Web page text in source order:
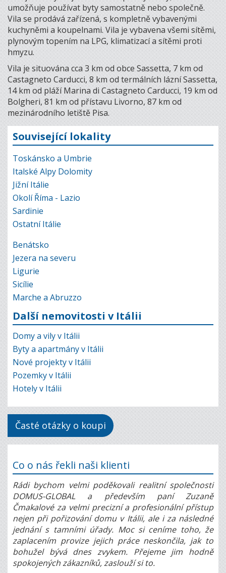
umožňuje používat byty samostatně nebo společně.
Vila se prodává zařízená, s kompletně vybavenými
kuchyněmi a koupelnami. Vila je vybavena všemi sítěmi,
plynovým topením na LPG, klimatizací a sítěmi proti
hmyzu.
Vila je situována cca 3 km od obce Sassetta, 7 km od
Castagneto Carducci, 8 km od termálních lázní Sassetta,
14 km od pláží Marina di Castagneto Carducci, 19 km od
Bolgheri, 81 km od přístavu Livorno, 87 km od
mezinárodního letiště Pisa.
Související lokality
Toskánsko a Umbrie
Italské Alpy Dolomity
Jižní Itálie
Okolí Říma - Lazio
Sardinie
Ostatní Itálie
Benátsko
Jezera na severu
Ligurie
Sicílie
Marche a Abruzzo
Další nemovitosti v Itálii
Domy a vily v Itálii
Byty a apartmány v Itálii
Nové projekty v Itálii
Pozemky v Itálii
Hotely v Itálii
Časté otázky o koupi
Co o nás řekli naši klienti
Rádi bychom velmi poděkovali realitní společnosti
DOMUS-GLOBAL a především paní Zuzaně
Čmakalové za velmi precizní a profesionální přístup
nejen při pořizování domu v Itálii, ale i za následné
jednání s tamními úřady. Moc si ceníme toho, že
zaplacením provize jejich práce neskončila, jak to
bohužel bývá dnes zvykem. Přejeme jim hodně
spokojených zákazníků, zaslouží si to.